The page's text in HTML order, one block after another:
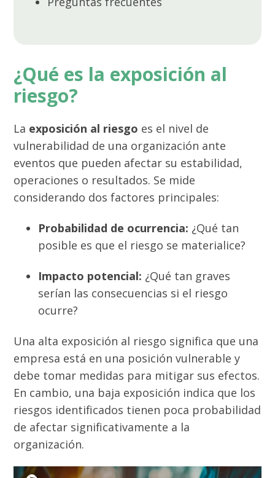
¿Qué es la exposición al
riesgo?
La exposición al riesgo es el nivel de
vulnerabilidad de una organización ante
eventos que pueden afectar su estabilidad,
operaciones o resultados. Se mide
considerando dos factores principales:
Probabilidad de ocurrencia: ¿Qué tan
posible es que el riesgo se materialice?
Impacto potencial: ¿Qué tan graves
serían las consecuencias si el riesgo
ocurre?
Una alta exposición al riesgo significa que una
empresa está en una posición vulnerable y
debe tomar medidas para mitigar sus efectos.
En cambio, una baja exposición indica que los
riesgos identificados tienen poca probabilidad
de afectar significativamente a la
organización.